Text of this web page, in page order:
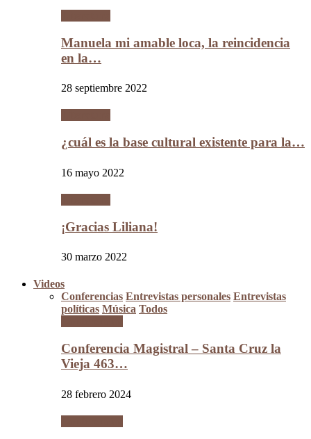
Manuela mi amable loca, la reincidencia
en la…
28 septiembre 2022
¿cuál es la base cultural existente para la…
16 mayo 2022
¡Gracias Liliana!
30 marzo 2022
Videos
Conferencias Entrevistas personales Entrevistas
políticas Música Todos
Conferencia Magistral – Santa Cruz la
Vieja 463…
28 febrero 2024